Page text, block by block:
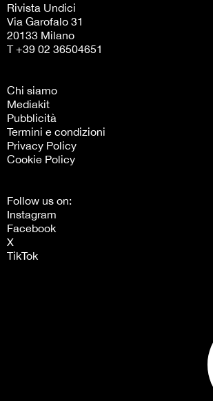
Rivista Undici
Via Garofalo 31
20133 Milano
T +39 02 36504651
Chi siamo
Mediakit
Pubblicità
Termini e condizioni
Privacy Policy
Cookie Policy
Follow us on:
Instagram
Facebook
X
TikTok